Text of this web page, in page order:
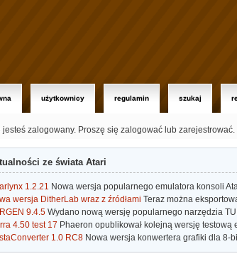
użytkownicy regulamin szukaj
jesteś zalogowany. Proszę się zalogować lub zarejestrować.
ze świata Atari
1.2.21 Nowa wersja popularnego emulatora konsoli
wersja DitherLab wraz z źródłami Teraz można
9.4.5 Wydano nową wersję popularnego narzędzia
4.50 test 17 Phaeron opublikował kolejną wersję testową
1.0 RC8 Nowa wersja konwertera grafiki dla 8-